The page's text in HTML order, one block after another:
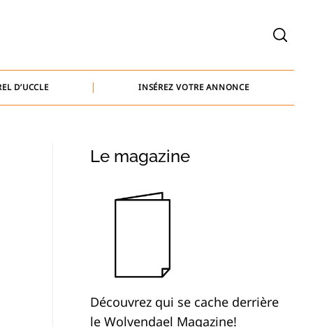
D’UCCLE INSÉREZ VOTRE ANNONCE
welcome@baammedia.be
jennifer@baammedia.be
bernard@baammedia.be
jennifer@baammedia.be
Le magazine
Découvrez qui se cache derrière
le Wolvendael Magazine!